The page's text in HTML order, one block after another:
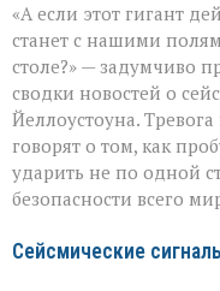
«А если этот гигант
станет с нашими
столе?» — задумчиво
сводки новостей о
Йеллоустоуна.
говорят о том, как
ударить не по одной
безопасности всего
Сейсмические